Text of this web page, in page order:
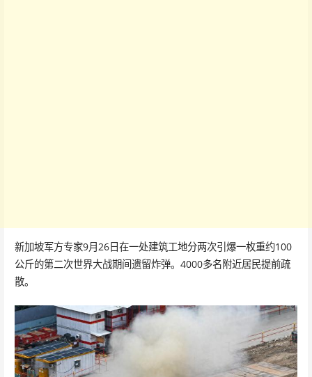
新加坡军方专家9月26日在一处建筑工地分两次引爆一枚重约100
公斤的第二次世界大战期间遗留炸弹。4000多名附近居民提前疏
散。